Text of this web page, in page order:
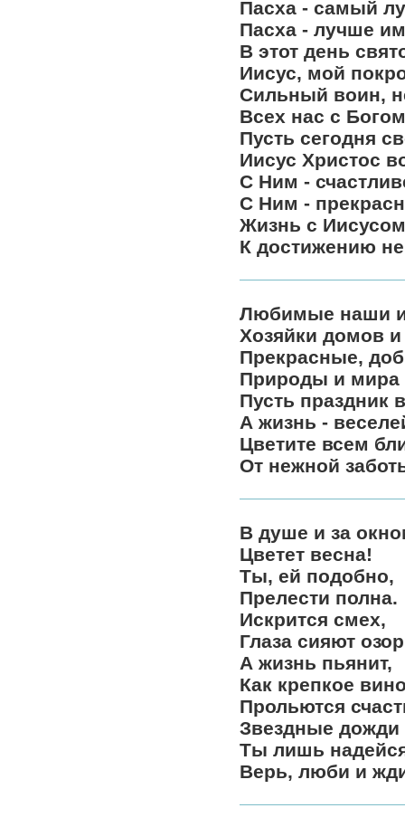
Пасха - самый
Пасха - лучше
В этот день
Иисус, мой
Сильный воин,
Всех нас с
Пусть сегодня
Иисус Христос
С Ним -
С Ним -
Жизнь с
К достижению
Любимые наши
Хозяйки домов и
Прекрасные,
Природы и мира
Пусть праздник
А жизнь -
Цветите всем
От нежной
В душе и за
Цветет весна!
Ты, ей подобно,
Прелести полна.
Искрится смех,
Глаза сияют
А жизнь пьянит,
Как крепкое
Прольются
Звездные дожди
Ты лишь
Верь, люби и